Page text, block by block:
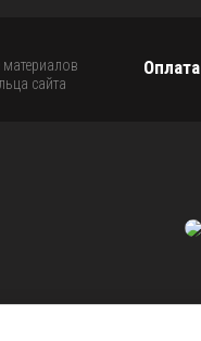
сайта
Оплата